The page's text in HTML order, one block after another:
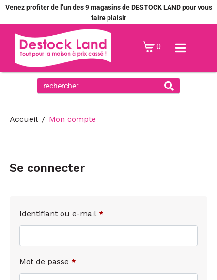
Venez profiter de l’un des 9 magasins de DESTOCK LAND pour vous
faire plaisir
0
Accueil Mon compte
Se connecter
Identifiant ou e-mail *
Mot de passe *